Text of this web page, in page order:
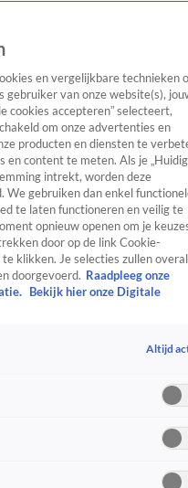
TV Algemeen
Tip
RealityCrimeVideo's
en vergelijkbare technieken
gebruiker van onze website(s),
cookies accepteren” selecteert,
om onze advertenties en
producten en diensten te
content te meten. Als je
intrekt, worden deze
gebruiken dan enkel
te laten functioneren en veilig te
opnieuw openen om je
door op de link Cookie-
klikken. Je selecties zullen overal
doorgevoerd. Raadpleeg onze
Bekijk hier onze Digitale
Altijd